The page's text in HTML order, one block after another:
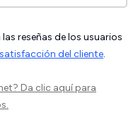
reseñas de los usuarios
del cliente.
Da clic aquípara